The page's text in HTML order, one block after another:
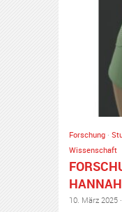
Forschung ·
Wissenschaft
10. März 2025 ·